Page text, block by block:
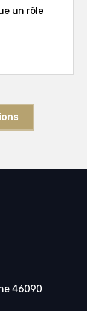
un rôle
46090